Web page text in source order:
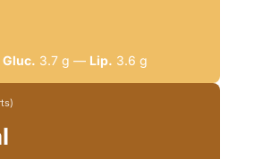
Gluc. 3.7 g — Lip. 3.6 g